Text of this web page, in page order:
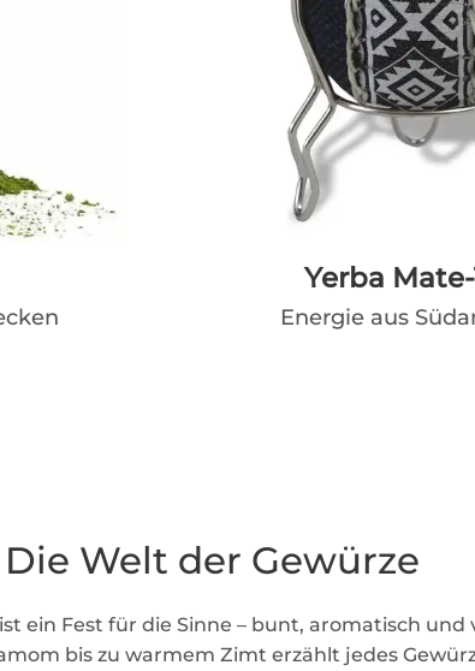
Yerba
Energie aus
Die Welt der Gewürze
ein Fest für die Sinne – bunt, aromatisch und
bis zu warmem Zimt erzählt jedes